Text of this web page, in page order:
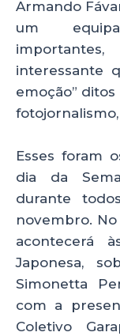
Armando
um
interessante
emoção”
Esses foram
dia da
durante
novembro.
acontecerá
Japonesa,
Simonetta
com a
Coletivo